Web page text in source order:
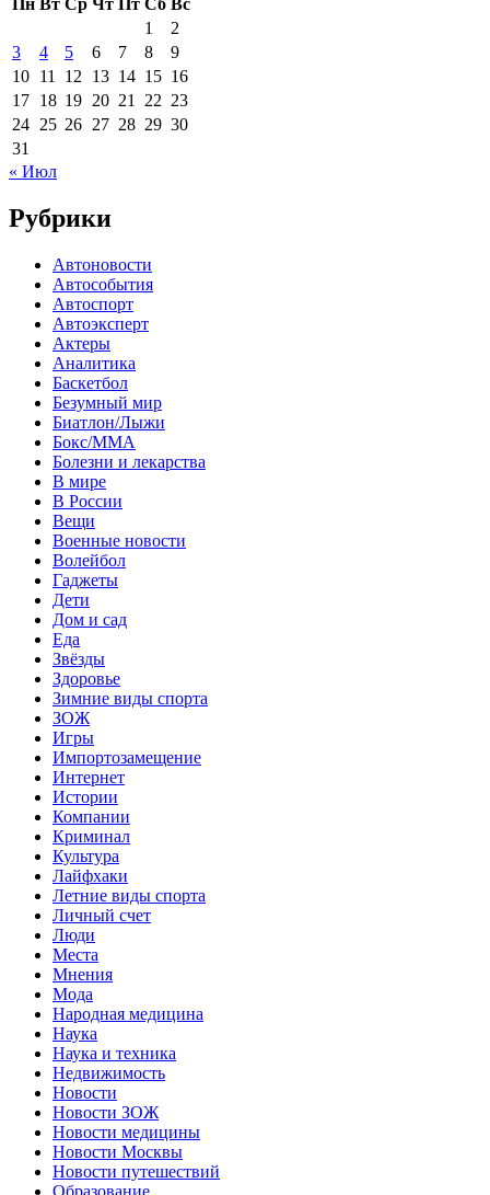
1
2
3
4 5 6 7 8
9
10 11 12 13 14 15 16
17 18 19 20 21 22 23
24 25 26 27 28 29 30
31
« Июл
Рубрики
Автоновости
Автособытия
Автоспорт
Автоэксперт
Актеры
Аналитика
Баскетбол
Безумный мир
Биатлон/Лыжи
Бокс/MMA
Болезни и лекарства
В мире
В России
Вещи
Военные новости
Волейбол
Гаджеты
Дети
Дом и сад
Еда
Звёзды
Здоровье
Зимние виды спорта
ЗОЖ
Игры
Импортозамещение
Интернет
Истории
Компании
Криминал
Культура
Лайфхаки
Летние виды спорта
Личный счет
Люди
Места
Мнения
Мода
Народная медицина
Наука
Наука и техника
Недвижимость
Новости
Новости ЗОЖ
Новости медицины
Новости Москвы
Новости путешествий
Образование